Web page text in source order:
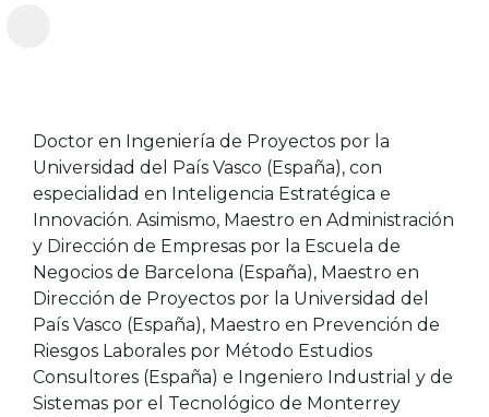
Doctor en Ingeniería de Proyectos por la
Universidad del País Vasco (España), con
especialidad en Inteligencia Estratégica e
Innovación. Asimismo, Maestro en Administración
y Dirección de Empresas por la Escuela de
Negocios de Barcelona (España), Maestro en
Dirección de Proyectos por la Universidad del
País Vasco (España), Maestro en Prevención de
Riesgos Laborales por Método Estudios
Consultores (España) e Ingeniero Industrial y de
Sistemas por el Tecnológico de Monterrey